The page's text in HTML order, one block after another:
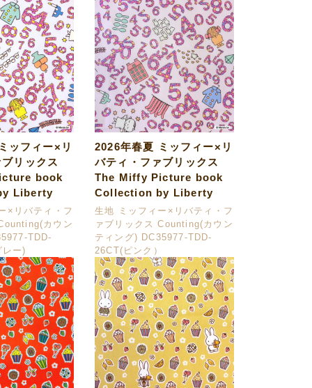
ッフィー×リ
リックス
book
Liberty
×リバティ・フ
カウン
TDD-
ー)
2026年春夏 ミッフィー×リ
バティ・ファブリックス
The Miffy Picture book
Collection by Liberty
生地 ミッフィー×リバティ・フ
ァブリックス Counting(カウン
ティング) DC35977-TDD-
26CT(ピンク）